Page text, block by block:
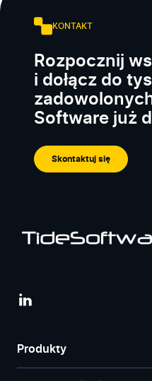
KONTAKT
Rozpocznij
i dołącz do
Software już
Skontaktuj się
Produkty